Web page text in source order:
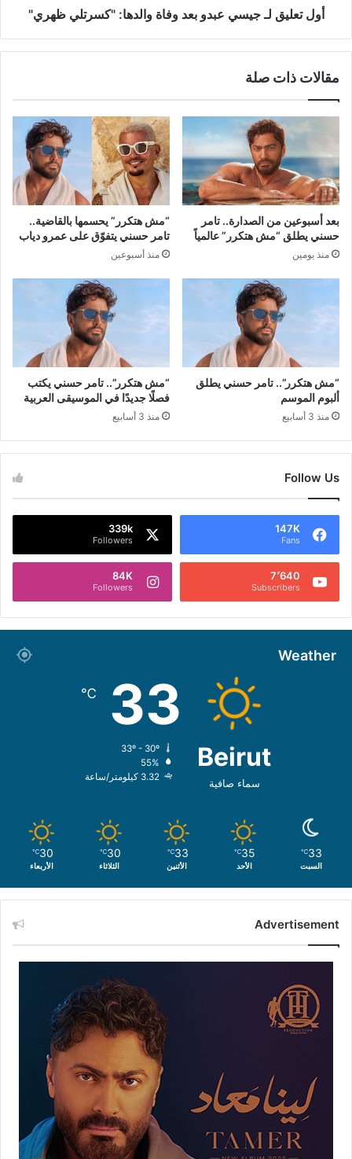
ظهري"أول تعليق لـ جيسي عبدو بعد وفاة والدها: "كسرتلي ظهري"
مقالات ذات صلة
بعد أسبوعين من الصدارة.. تامر
حسني يطلق “مش هتكرر” عالمياً
منذ يومين
“مش هتكرر” يحسمها بالقاضية..
تامر حسني يتفوّق على عمرو دياب
منذ أسبوعين
“مش هتكرر”.. تامر حسني يطلق
ألبوم الموسم
منذ 3 أسابيع
“مش هتكرر”.. تامر حسني يكتب
فصلًا جديدًا في الموسيقى العربية
منذ 3 أسابيع
Follow Us
147K
Fans
339k
Followers
7٬640
Subscribers
84K
Followers
Weather
Beirut
سماء صافية
33
℃
55%
3.32 كيلومتر/ساعة
33
℃
السبت
35
℃
الأحد
33
℃
الأثنين
30
℃
الثلاثاء
30
℃
الأربعاء
Advertisement